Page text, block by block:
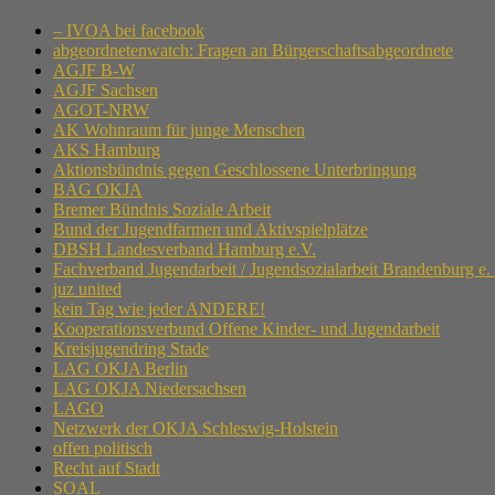
– IVOA bei facebook
abgeordnetenwatch: Fragen an Bürgerschaftsabgeordnete
AGJF B-W
AGJF Sachsen
AGOT-NRW
AK Wohnraum für junge Menschen
AKS Hamburg
Aktionsbündnis gegen Geschlossene Unterbringung
BAG OKJA
Bremer Bündnis Soziale Arbeit
Bund der Jugendfarmen und Aktivspielplätze
DBSH Landesverband Hamburg e.V.
Fachverband Jugendarbeit / Jugendsozialarbeit Brandenburg e.
juz united
kein Tag wie jeder ANDERE!
Kooperationsverbund Offene Kinder- und Jugendarbeit
Kreisjugendring Stade
LAG OKJA Berlin
LAG OKJA Niedersachsen
LAGO
Netzwerk der OKJA Schleswig-Holstein
offen politisch
Recht auf Stadt
SOAL